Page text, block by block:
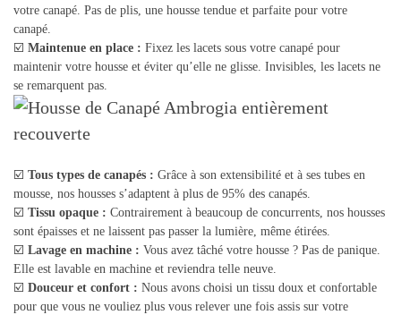
votre canapé. Pas de plis, une housse tendue et parfaite pour votre
canapé.
☑️ Maintenue en place : Fixez les lacets sous votre canapé pour
maintenir votre housse et éviter qu’elle ne glisse. Invisibles, les lacets ne
se remarquent pas.
☑️ Tous types de canapés : Grâce à son extensibilité et à ses tubes en
mousse, nos housses s’adaptent à plus de 95% des canapés.
☑️ Tissu opaque : Contrairement à beaucoup de concurrents, nos housses
sont épaisses et ne laissent pas passer la lumière, même étirées.
☑️ Lavage en machine : Vous avez tâché votre housse ? Pas de panique.
Elle est lavable en machine et reviendra telle neuve.
☑️ Douceur et confort : Nous avons choisi un tissu doux et confortable
pour que vous ne vouliez plus vous relever une fois assis sur votre